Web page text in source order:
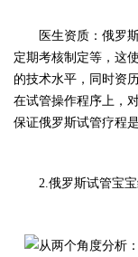
医生资质：俄罗斯
定期考核制定等，这
的技术水平，同时资
在试管操作程序上，
保证俄罗斯试管疗程
2.俄罗斯试管宝宝